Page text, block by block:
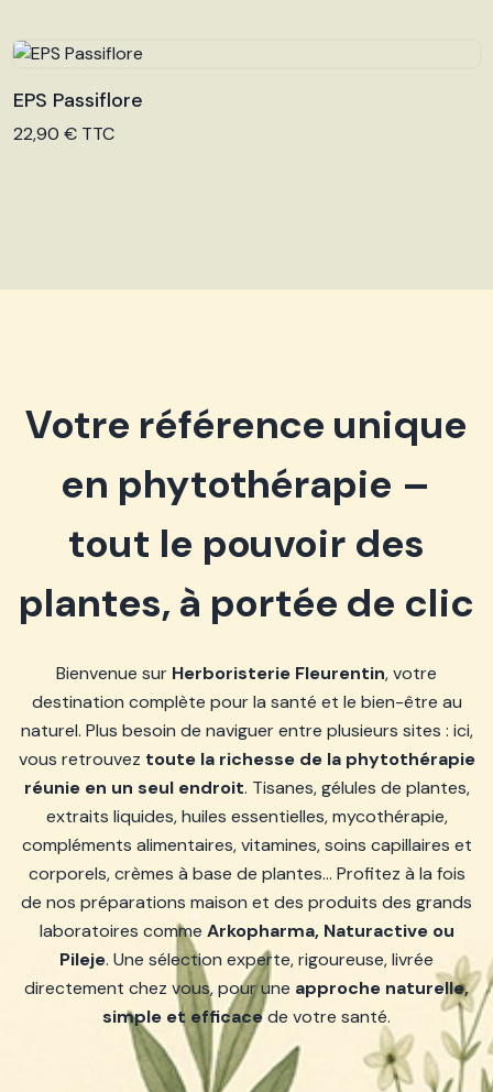
Voir le produit
EPS Passiflore
22,90 € TTC
Votre référence unique
en phytothérapie –
tout le pouvoir des
plantes, à portée de clic
Bienvenue sur Herboristerie Fleurentin, votre
destination complète pour la santé et le bien-être au
naturel. Plus besoin de naviguer entre plusieurs sites : ici,
vous retrouvez toute la richesse de la phytothérapie
réunie en un seul endroit. Tisanes, gélules de plantes,
extraits liquides, huiles essentielles, mycothérapie,
compléments alimentaires, vitamines, soins capillaires et
corporels, crèmes à base de plantes… Profitez à la fois
de nos préparations maison et des produits des grands
laboratoires comme Arkopharma, Naturactive ou
Pileje. Une sélection experte, rigoureuse, livrée
directement chez vous, pour une approche naturelle,
simple et efficacede votre santé.